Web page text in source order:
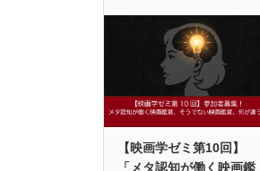
【映画学ゼミ第10回】
「メタ認知が働く映画鑑